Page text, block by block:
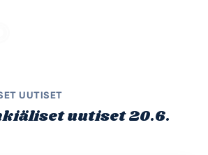
UUTISET
uutiset 20.6.